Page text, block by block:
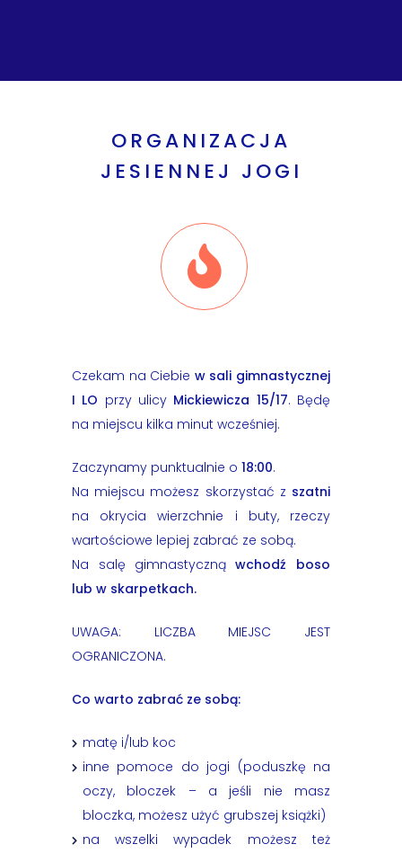
ORGANIZACJA
JESIENNEJ JOGI
Czekam na Ciebie w sali gimnastycznej
I LO przy ulicy Mickiewicza 15/17. Będę
na miejscu kilka minut wcześniej.
Zaczynamy punktualnie o18:00.
Na miejscu możesz skorzystać z szatni
na okrycia wierzchnie i buty, rzeczy
wartościowe lepiej zabrać ze sobą.
Na salę gimnastyczną wchodź boso
lub w skarpetkach.
UWAGA: LICZBA MIEJSC JEST
OGRANICZONA.
Co warto zabrać ze sobą:
matę i/lub koc
inne pomoce do jogi (poduszkę na
oczy, bloczek – a jeśli nie masz
bloczka, możesz użyć grubszej książki)
na wszelki wypadek możesz też